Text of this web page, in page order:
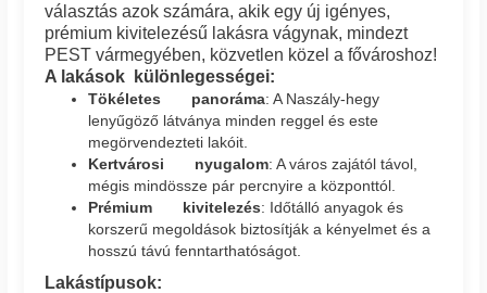
választás azok számára, akik egy új igényes,
prémium kivitelezésű lakásra vágynak, mindezt
PEST vármegyében, közvetlen közel a fővároshoz!
A lakások különlegességei:
Tökéletes panoráma: A Naszály-hegy
lenyűgöző látványa minden reggel és este
megörvendezteti lakóit.
Kertvárosi nyugalom: A város zajától távol,
mégis mindössze pár percnyire a központtól.
Prémium kivitelezés: Időtálló anyagok és
korszerű megoldások biztosítják a kényelmet és a
hosszú távú fenntarthatóságot.
Lakástípusok: